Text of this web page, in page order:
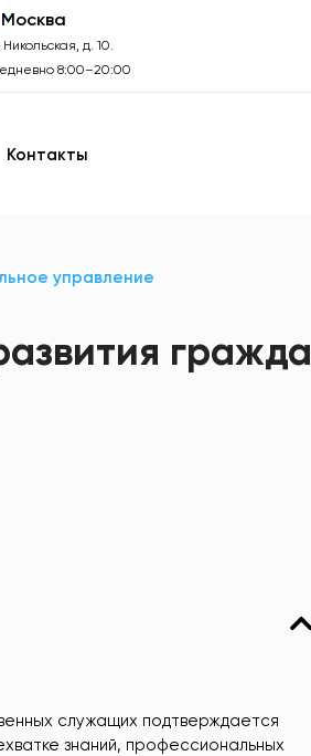
Москва
Никольская, д. 10.
8:00–20:00
Контакты
управление
служащих подтверждается
знаний, профессиональных